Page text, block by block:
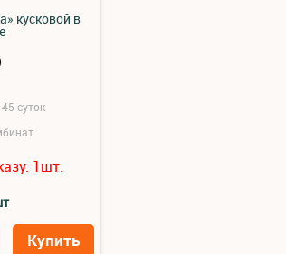
кусковой в
45 суток
1шт.
Купить